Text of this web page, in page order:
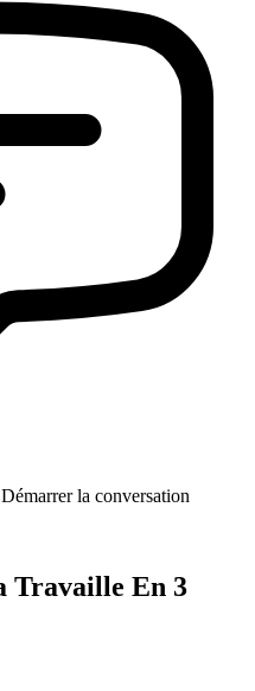
la conversation
Travaille En 3